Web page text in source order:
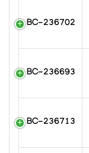
BC-236702
BC-236693
BC-236713